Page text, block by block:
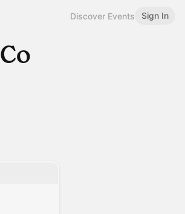
Discover Events Sign In